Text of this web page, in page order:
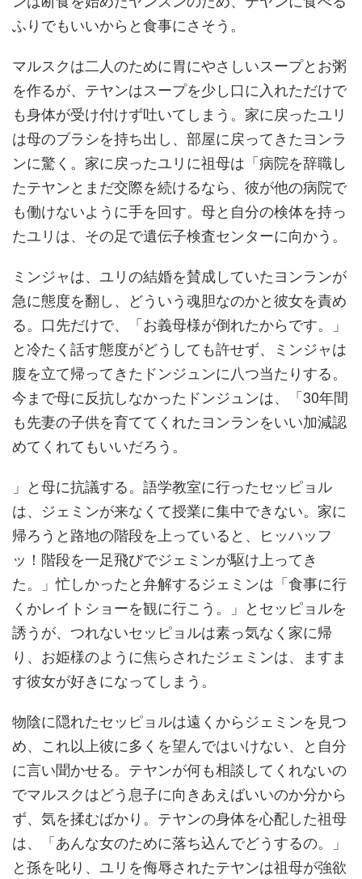
ふりでもいいからと食事にさそう。
マルスクは二人のために胃にやさしいスープとお粥
を作るが、テヤンはスープを少し口に入れただけで
も身体が受け付けず吐いてしまう。家に戻ったユリ
は母のブラシを持ち出し、部屋に戻ってきたヨンラ
ンに驚く。家に戻ったユリに祖母は「病院を辞職し
たテヤンとまだ交際を続けるなら、彼が他の病院で
も働けないように手を回す。母と自分の検体を持っ
たユリは、その足で遺伝子検査センターに向かう。
ミンジャは、ユリの結婚を賛成していたヨンランが
急に態度を翻し、どういう魂胆なのかと彼女を責め
る。口先だけで、「お義母様が倒れたからです。」
と冷たく話す態度がどうしても許せず、ミンジャは
腹を立て帰ってきたドンジュンに八つ当たりする。
今まで母に反抗しなかったドンジュンは、「30年間
も先妻の子供を育ててくれたヨンランをいい加減認
めてくれてもいいだろう。
」と母に抗議する。語学教室に行ったセッピョル
は、ジェミンが来なくて授業に集中できない。家に
帰ろうと路地の階段を上っていると、ヒッハッフ
ッ！階段を一足飛びでジェミンが駆け上ってき
た。」忙しかったと弁解するジェミンは「食事に行
くかレイトショーを観に行こう。」とセッピョルを
誘うが、つれないセッピョルは素っ気なく家に帰
り、お姫様のように焦らされたジェミンは、ますま
す彼女が好きになってしまう。
物陰に隠れたセッピョルは遠くからジェミンを見つ
め、これ以上彼に多くを望んではいけない、と自分
に言い聞かせる。テヤンが何も相談してくれないの
でマルスクはどう息子に向きあえばいいのか分から
ず、気を揉むばかり。テヤンの身体を心配した祖母
は、「あんな女のために落ち込んでどうするの。」
と孫を叱り、ユリを侮辱されたテヤンは祖母が強欲